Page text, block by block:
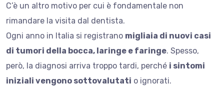
C’è un altro motivo per cui è fondamentale non
rimandare la visita dal dentista.
Ogni anno in Italia si registrano migliaia di nuovi casi
di tumori della bocca, laringe e faringe. Spesso,
però, la diagnosi arriva troppo tardi, perché i sintomi
iniziali vengono sottovalutati o ignorati.